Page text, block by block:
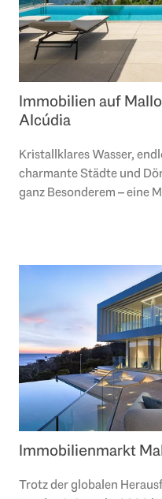
Immobilien auf
Alcúdia
Kristallklares Wasser,
charmante Städte und
ganz Besonderem – eine
Immobilienmarkt
Trotz der globalen